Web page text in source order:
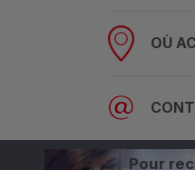
OÙ
Pour